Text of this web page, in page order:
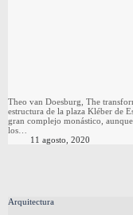
Theo van Doesburg, The
estructura de la plaza Kléber de
gran complejo monástico,
los…
11 agosto, 2020
Arquitectura